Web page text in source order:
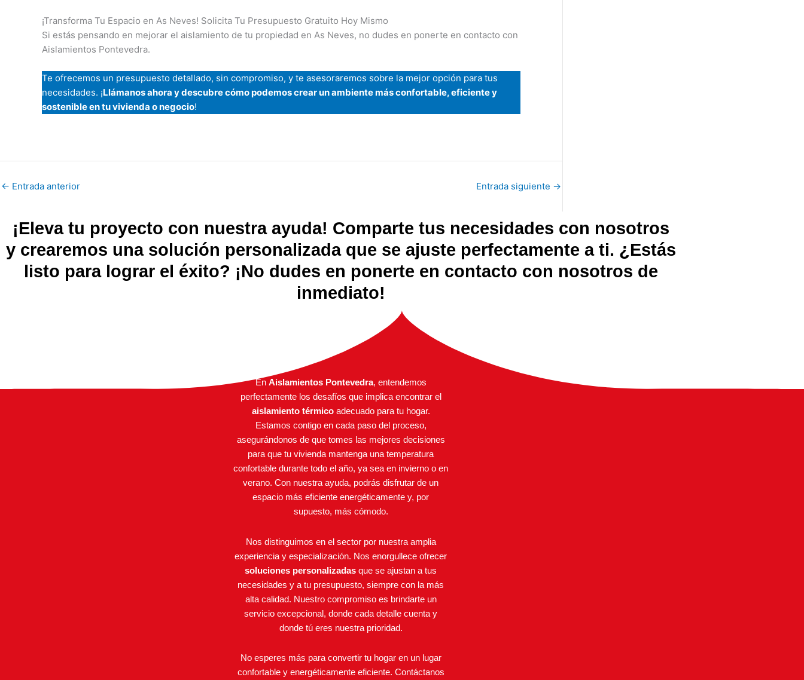
¡Transforma Tu Espacio en As Neves! Solicita Tu Presupuesto Gratuito Hoy Mismo
Si estás pensando en mejorar el aislamiento de tu propiedad en As Neves, no dudes en ponerte en contacto con
Aislamientos Pontevedra.
Te ofrecemos un presupuesto detallado, sin compromiso, y te asesoraremos sobre la mejor opción para tus
necesidades. ¡Llámanos ahora y descubre cómo podemos crear un ambiente más confortable, eficiente y
sostenible en tu vivienda o negocio!
← Entrada anterior Entrada siguiente →
¡Eleva tu proyecto con nuestra ayuda! Comparte tus necesidades con nosotros
y crearemos una solución personalizada que se ajuste perfectamente a ti. ¿Estás
listo para lograr el éxito? ¡No dudes en ponerte en contacto con nosotros de
inmediato!
En Aislamientos Pontevedra, entendemos
perfectamente los desafíos que implica encontrar el
aislamiento térmicoadecuado para tu hogar.
Estamos contigo en cada paso del proceso,
asegurándonos de que tomes las mejores decisiones
para que tu vivienda mantenga una temperatura
confortable durante todo el año, ya sea en invierno o en
verano. Con nuestra ayuda, podrás disfrutar de un
espacio más eficiente energéticamente y, por
supuesto, más cómodo.
Nos distinguimos en el sector por nuestra amplia
experiencia y especialización. Nos enorgullece ofrecer
soluciones personalizadas que se ajustan a tus
necesidades y a tu presupuesto, siempre con la más
alta calidad. Nuestro compromiso es brindarte un
servicio excepcional, donde cada detalle cuenta y
donde tú eres nuestra prioridad.
No esperes más para convertir tu hogar en un lugar
confortable y energéticamente eficiente. Contáctanos